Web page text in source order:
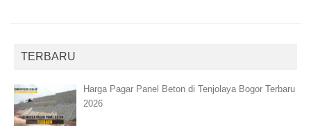
TERBARU
Harga Pagar Panel Beton di Tenjolaya Bogor Terbaru
2026